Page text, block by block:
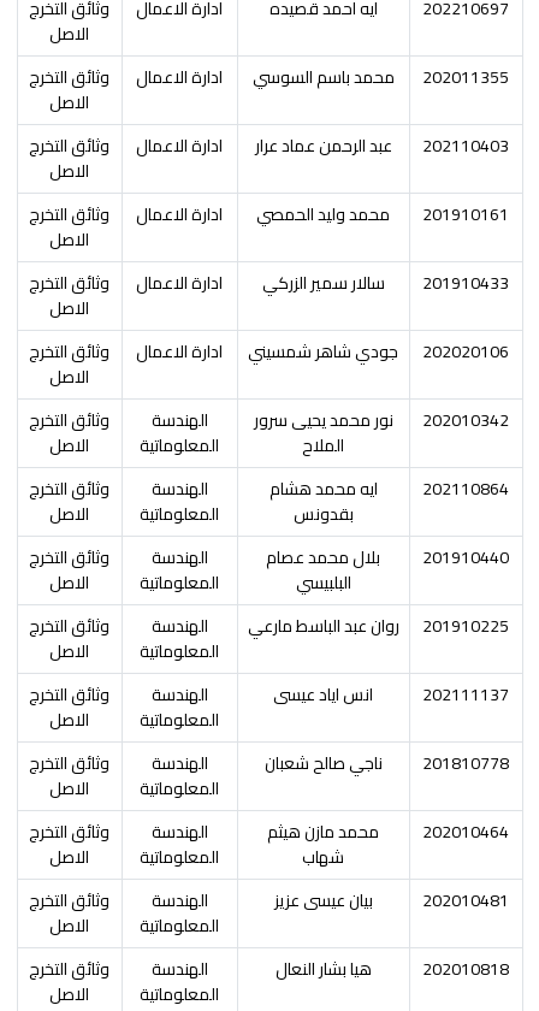
202210697
ايه احمد قصيده ادارة الاعمال
وثائق التخرج
الاصل
202011355
محمد باسم السوسي ادارة الاعمال
وثائق التخرج
الاصل
202110403
عبد الرحمن عماد عرار ادارة الاعمال
وثائق التخرج
الاصل
201910161
محمد وليد الحمصي ادارة الاعمال
وثائق التخرج
الاصل
201910433
سالار سمير الزركي ادارة الاعمال
وثائق التخرج
الاصل
202020106
جودي شاهر شمسيني ادارة الاعمال
وثائق التخرج
الاصل
202010342
نور محمد يحيى سرور
الملاح
الهندسة
المعلوماتية
وثائق التخرج
الاصل
202110864
ايه محمد هشام
بقدونس
الهندسة
المعلوماتية
وثائق التخرج
الاصل
201910440
بلال محمد عصام
البلبيسي
الهندسة
المعلوماتية
وثائق التخرج
الاصل
201910225
روان عبد الباسط مارعي
الهندسة
المعلوماتية
وثائق التخرج
الاصل
202111137
انس اياد عيسى
الهندسة
المعلوماتية
وثائق التخرج
الاصل
201810778
ناجي صالح شعبان
الهندسة
المعلوماتية
وثائق التخرج
الاصل
202010464
محمد مازن هيثم
شهاب
الهندسة
المعلوماتية
وثائق التخرج
الاصل
202010481
بيان عيسى عزيز
الهندسة
المعلوماتية
وثائق التخرج
الاصل
202010818
هيا بشار النعال
الهندسة
المعلوماتية
وثائق التخرج
الاصل